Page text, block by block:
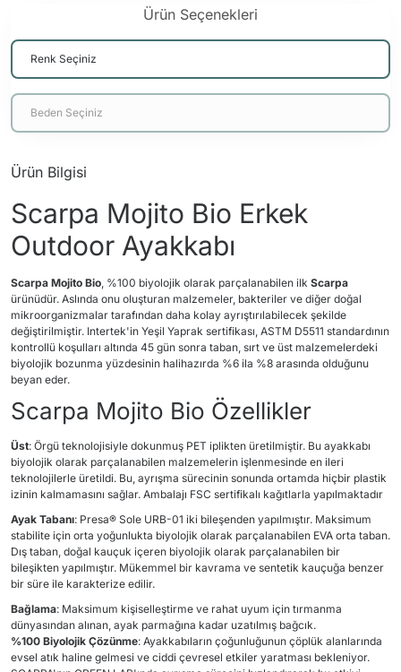
Ürün Seçenekleri
Ürün Bilgisi
Scarpa Mojito Bio Erkek
Outdoor Ayakkabı
Scarpa Mojito Bio, %100 biyolojik olarak parçalanabilen ilk Scarpa
ürünüdür. Aslında onu oluşturan malzemeler, bakteriler ve diğer doğal
mikroorganizmalar tarafından daha kolay ayrıştırılabilecek şekilde
değiştirilmiştir. Intertek'in Yeşil Yaprak sertifikası, ASTM D5511 standardının
kontrollü koşulları altında 45 gün sonra taban, sırt ve üst malzemelerdeki
biyolojik bozunma yüzdesinin halihazırda %6 ila %8 arasında olduğunu
beyan eder.
Scarpa Mojito Bio Özellikler
Üst: Örgü teknolojisiyle dokunmuş PET iplikten üretilmiştir. Bu ayakkabı
biyolojik olarak parçalanabilen malzemelerin işlenmesinde en ileri
teknolojilerle üretildi. Bu, ayrışma sürecinin sonunda ortamda hiçbir plastik
izinin kalmamasını sağlar. Ambalajı FSC sertifikalı kağıtlarla yapılmaktadır
Ayak Tabanı: Presa® Sole URB-01 iki bileşenden yapılmıştır. Maksimum
stabilite için orta yoğunlukta biyolojik olarak parçalanabilen EVA orta taban.
Dış taban, doğal kauçuk içeren biyolojik olarak parçalanabilen bir
bileşikten yapılmıştır. Mükemmel bir kavrama ve sentetik kauçuğa benzer
bir süre ile karakterize edilir.
Bağlama: Maksimum kişiselleştirme ve rahat uyum için tırmanma
dünyasından alınan, ayak parmağına kadar uzatılmış bağcık.
%100 Biyolojik Çözünme: Ayakkabıların çoğunluğunun çöplük alanlarında
evsel atık haline gelmesi ve ciddi çevresel etkiler yaratması bekleniyor.